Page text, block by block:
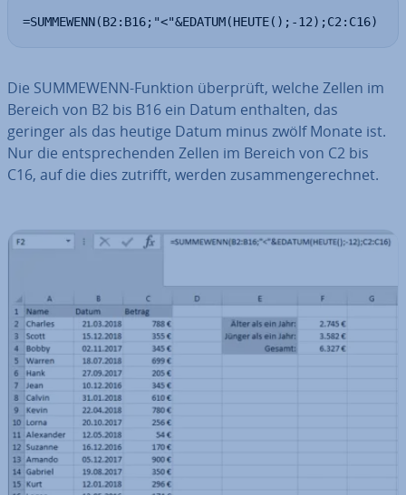
=SUMMEWENN(B2:B16;"<"&EDATUM(HEUTE();-12);C2:C16)
Die SUMMEWENN-Funktion überprüft, welche Zellen im
Bereich von B2 bis B16 ein Datum enthalten, das
geringer als das heutige Datum minus zwölf Monate ist.
Nur die ent­spre­chen­den Zellen im Bereich von C2 bis
C16, auf die dies zutrifft, werden zu­sam­men­ge­rech­net.